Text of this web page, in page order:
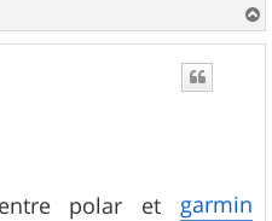
a
polar et garmin